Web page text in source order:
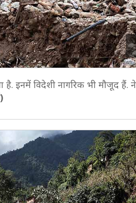
है. इनमें विदेशी नागरिक भी मौजूद हैं.